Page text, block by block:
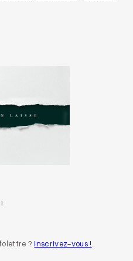
?Inscrivez-vous !.